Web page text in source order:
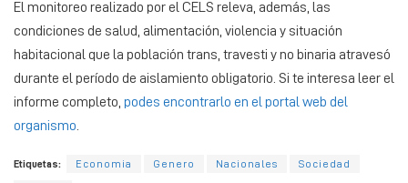
El monitoreo realizado por el CELS releva, además, las
condiciones de salud, alimentación, violencia y situación
habitacional que la población trans, travesti y no binaria atravesó
durante el período de aislamiento obligatorio. Si te interesa leer el
informe completo, podes encontrarlo en el portal web del
organismo.
Etiquetas: Economia Genero Nacionales Sociedad